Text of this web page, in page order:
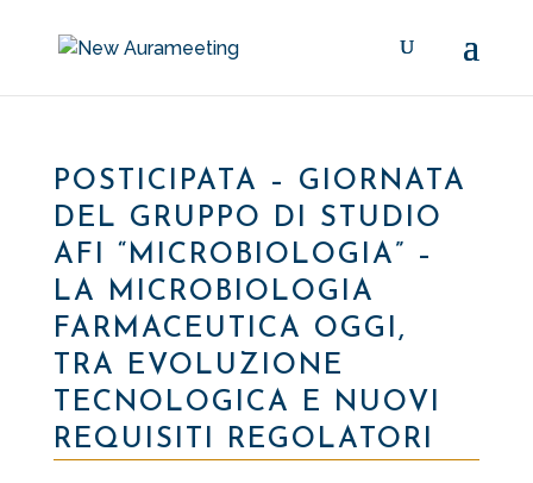
POSTICIPATA – GIORNATA
DEL GRUPPO DI STUDIO
AFI “MICROBIOLOGIA” –
LA MICROBIOLOGIA
FARMACEUTICA OGGI,
TRA EVOLUZIONE
TECNOLOGICA E NUOVI
REQUISITI REGOLATORI